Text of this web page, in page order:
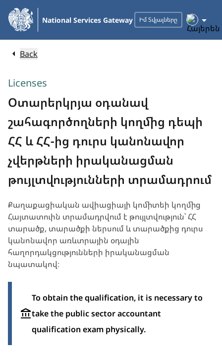
Skip
Main
Content
National Services Gateway Իմ Տվյալները
Back
Licenses
Օտարերկրյա օդանավ
շահագործողների կողմից դեպի
ՀՀ և ՀՀ-ից դուրս կանոնավոր
չվերթների իրականացման
թույլտվությունների տրամադրում
Քաղաքացիական ավիացիայի կոմիտեի կողմից
Հայտատուին տրամադրվում է թույլտվություն՝ ՀՀ
տարածք, տարածքի ներսում և տարածքից դուրս
կանոնավոր առևտրային օդային
հաղորդակցությունների իրականացման
նպատակով։
To obtain the qualification, it is necessary to
take the public sector accountant
qualification exam physically.